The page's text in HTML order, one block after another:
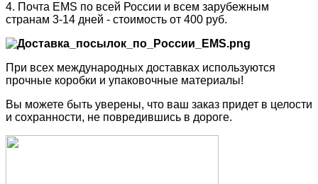
4. Почта EMS по всей России и всем зарубежным
странам 3-14 дней - стоимость от 400 руб.
При всех международных доставках используются
прочные коробки и упаковочные материалы!
Вы можете быть уверены, что ваш заказ придет в целости
и сохранности, не повредившись в дороге.